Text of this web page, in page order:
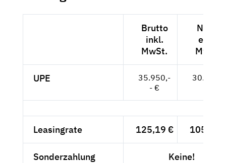
Brutto
inkl.
MwSt.
Netto
exkl.
MwSt.
UPE
35.950,-
- €
30.210,-
Leasingrate 125,19 € 105,20
Sonderzahlung Keine!